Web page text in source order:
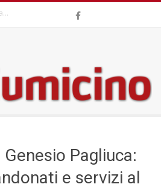
Genesio Pagliuca:
e servizi al